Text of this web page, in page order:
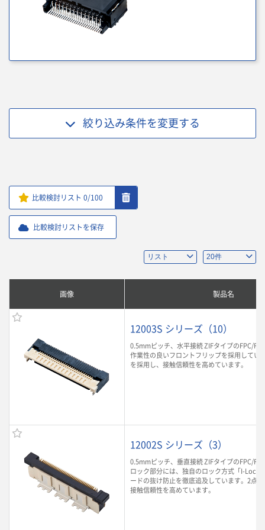
絞り込み条件を変更する
比較検討リスト 0/100
比較検討リストを保存
画像 製品名
12003S シリーズ（10）
0.5mmピッチ、水平接続 ZIFタイプのFPC/
作業性の良いフロントフリップを採用してい
を採用し、接触信頼性を高めています。
12002S シリーズ（3）
0.5mmピッチ、垂直接続 ZIFタイプのFPC/
ロック部分には、独自のロック方式「I-Lock
ードの抜け防止を徹底追及しています。2点
接触信頼性を高めています。